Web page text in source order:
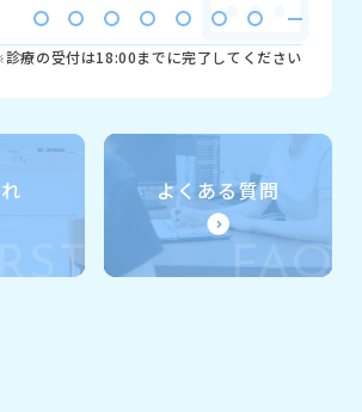
診療の受付は18:00までに完了してください
よくある質問
FAQ